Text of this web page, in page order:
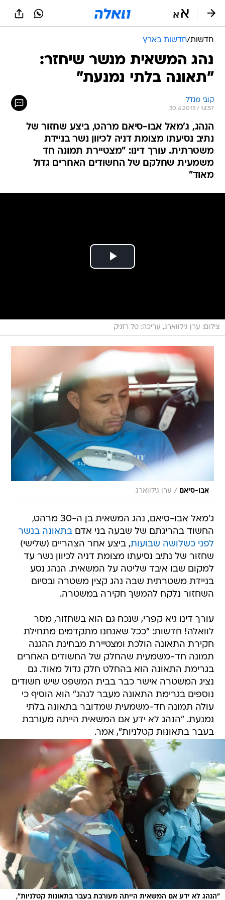
חדשות/חדשות בארץ
נהג המשאית מנשר שיחזר:
"תאונה בלתי נמנעת"
קובי מנדל
30.4.2013 / 14:57
הנהג, ג'מאל אבו-סיאם מרהט, ביצע שחזור של
נתיב נסיעתו מצומת דניה לכיוון נשר בניידת
משטרתית. עורך דינו: "מצטיירת תמונה חד
משמעית שחלקם של החשודים האחרים גדול
מאוד"
צילום: ערן גילווארג, עריכה: טל רזניק
אבו-סיאם / ערן גילווארג
ג'מאל אבו-סיאם, נהג המשאית בן ה-30 מרהט,
החשוד בהריגתם של שבעה בני אדםבתאונה בנשר
לפני כשלושה שבועות, ביצע אחר הצהריים (שלישי)
שחזור של נתיב נסיעתו מצומת דניה לכיוון נשר עד
למקום שבו איבד שליטה על המשאית. הנהג נסע
בניידת משטרתית שבה נהג קצין משטרה ובסיום
השחזור נלקח להמשך חקירה במשטרה.
עורך דינו גיא קפרי, שנכח גם הוא בשחזור, מסר
לוואלה! חדשות: "ככל שאנחנו מתקדמים מתחילת
חקירת התאונה הולכת ומצטיירת מבחינת ההגנה
תמונה חד-משמעית שהחלק של החשודים האחרים
בגרימת התאונה הוא בהחלט חלק גדול מאוד. גם
נציג המשטרה אישר כבר בבית המשפט שיש חשודים
נוספים בגרימת התאונה מעבר לנהג" הוא הוסיף כי
עולה תמונה חד-משמעית שמדובר בתאונה בלתי
נמנעת. "הנהג לא ידע אם המשאית הייתה מעורבת
בעבר בתאונות קטלניות", אמר.
"הנהג לא ידע אם המשאית הייתה מעורבת בעבר בתאונות קטלניות",